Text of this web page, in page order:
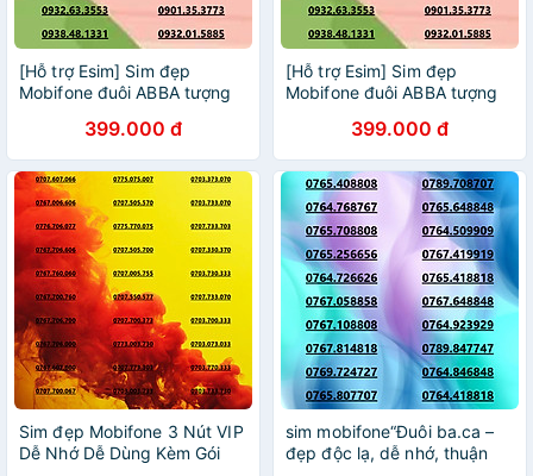
[Hỗ trợ Esim] Sim đẹp
Mobifone đuôi ABBA tượng
định và vững chãi
399.000 đ
[Hỗ trợ Esim] Sim đẹp
Mobifone đuôi ABBA tượng
định và vững chãi
399.000 đ
Sim đẹp Mobifone 3 Nút VIP
Dễ Nhớ Dễ Dùng Kèm Gói
sim mobifone“Đuôi ba.ca –
đẹp độc lạ, dễ nhớ, thuận